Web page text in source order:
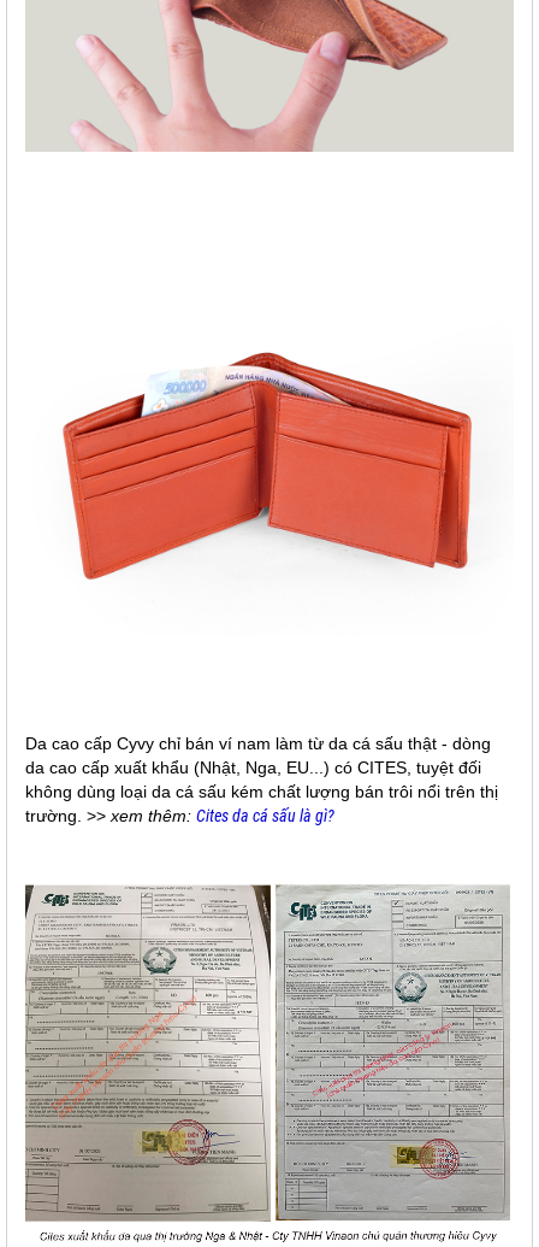
Da cao cấp Cyvy chỉ bán ví nam làm từ da cá sấu thật - dòng
da cao cấp xuất khẩu (Nhật, Nga, EU...) có CITES, tuyệt đối
không dùng loại da cá sấu kém chất lượng bán trôi nổi trên thị
trường. >> xem thêm: Cites da cá sấu là gì?